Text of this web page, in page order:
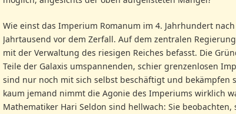
Wie einst das Imperium Romanum im 4. Jahrhundert
Jahrtausend vor dem Zerfall. Auf dem zentralen
mit der Verwaltung des riesigen Reiches befasst. Die
Teile der Galaxis umspannenden, schier grenzenlosen
sind nur noch mit sich selbst beschäftigt und bekämpfen
kaum jemand nimmt die Agonie des Imperiums wirklich
Mathematiker Hari Seldon sind hellwach: Sie